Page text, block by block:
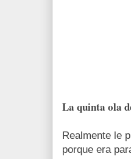
La quinta ola
Realmente le
porque era